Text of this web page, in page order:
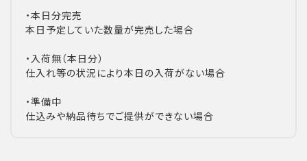
・本日分完売
本日予定していた数量が完売した場合
・入荷無（本日分）
仕入れ等の状況により本日の入荷がない場合
・準備中
仕込みや納品待ちでご提供ができない場合